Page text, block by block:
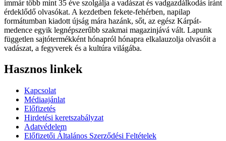
immár több mint 35 éve szolgálja a vadászat és vadgazdálkodás iránt
érdeklődő olvasókat. A kezdetben fekete-fehérben, napilap
formátumban kiadott újság mára hazánk, sőt, az egész Kárpát-
medence egyik legnépszerűbb szakmai magazinjává vált. Lapunk
független sajtótermékként hónapról hónapra elkalauzolja olvasóit a
vadászat, a fegyverek és a kultúra világába.
Hasznos linkek
Kapcsolat
Médiaajánlat
Előfizetés
Hirdetési keretszabályzat
Adatvédelem
Előfizetői Általános Szerződési Feltételek